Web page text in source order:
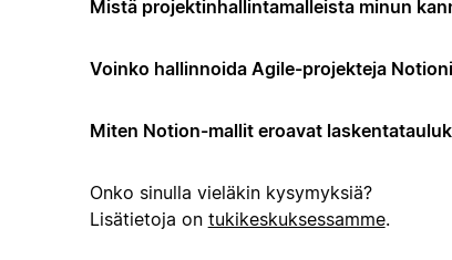
Mistä projektinhallintamalleista minun
Voinko hallinnoida Agile-projekteja
Miten Notion-mallit eroavat
Onko sinulla vieläkin kysymyksiä?
Lisätietoja on tukikeskuksessamme.